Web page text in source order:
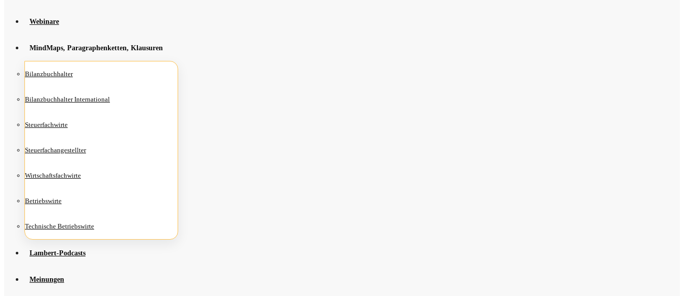
Web­i­na­re
Mind­Maps, Para­gra­phen­ket­ten, Klausuren
Bilanz­buch­hal­ter
Bilanz­buch­hal­ter International
Steu­er­fach­wir­te
Steu­er­fach­an­ge­stell­ter
Wirt­schafts­fach­wir­te
Betriebs­wir­te
Tech­ni­sche Betriebswirte
Lam­­bert-Pod­­casts
Mei­nun­gen